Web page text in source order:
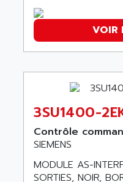
SMTBD1
SMTB
SMT-BSI
CPX37
CE65
ROD 426
SINUMERIK 840C
ATP
9300-SERIES
AK
AKA
AKIM AG
AKO
ALACATEL
ALARMCOM
ALCATEL
VOIR
3SU1400-
Contrôle
SIEMENS
MODULE AS-
SORTIES, NOIR,